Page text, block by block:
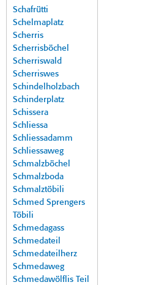
Schafrütti
Schelmaplatz
Scherris
Scherrisböchel
Scherriswald
Scherriswes
Schindelholzbach
Schinderplatz
Schissera
Schliessa
Schliessadamm
Schliessaweg
Schmalzböchel
Schmalzboda
Schmalztöbili
Schmed Sprengers
Töbili
Schmedagass
Schmedateil
Schmedateilherz
Schmedaweg
Schmedawölflis Teil